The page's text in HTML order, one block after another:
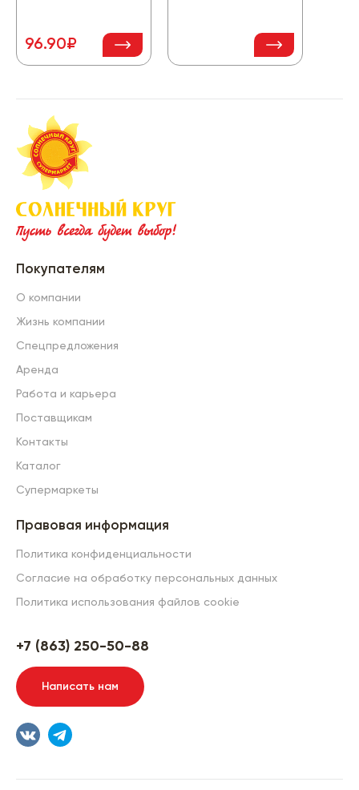
96.90₽
Покупателям
О компании
Жизнь компании
Спецпредложения
Аренда
Работа и карьера
Поставщикам
Контакты
Каталог
Супермаркеты
Правовая информация
Политика конфиденциальности
Согласие на обработку персональных данных
Политика использования файлов cookie
+7 (863) 250-50-88
Написать нам